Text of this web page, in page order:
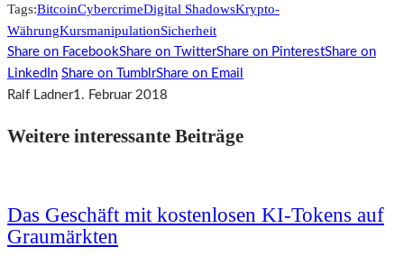
Tags:BitcoinCybercrimeDigital ShadowsKrypto-
WährungKursmanipulationSicherheit
Share on FacebookShare on TwitterShare on PinterestShare on
LinkedIn Share on TumblrShare on Email
Ralf Ladner1. Februar 2018
Weitere interessante Beiträge
Das Geschäft mit kostenlosen KI-Tokens auf
Graumärkten